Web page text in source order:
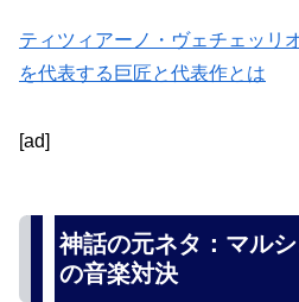
ティツィアーノ・ヴェチェッリ
を代表する巨匠と代表作とは
[ad]
神話の元ネタ：マル
の音楽対決